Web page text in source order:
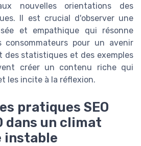
nouvelles orientations des
Il est crucial d'observer une
et empathique qui résonne
consommateurs pour un avenir
des statistiques et des exemples
créer un contenu riche qui
les incite à la réflexion.
pratiques SEO
dans un climat
instable